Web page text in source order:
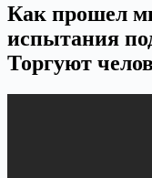
Как прошел
испытания
Торгуют